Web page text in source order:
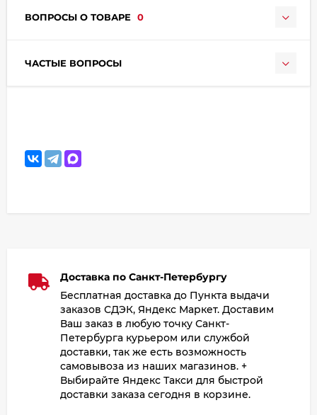
ВОПРОСЫ О ТОВАРЕ 0
ЧАСТЫЕ ВОПРОСЫ
Доставка по Санкт-Петербургу
Бесплатная доставка до Пункта выдачи
заказов СДЭК, Яндекс Маркет. Доставим
Ваш заказ в любую точку Санкт-
Петербурга курьером или службой
доставки, так же есть возможность
самовывоза из наших магазинов. +
Выбирайте Яндекс Такси для быстрой
доставки заказа сегодня в корзине.